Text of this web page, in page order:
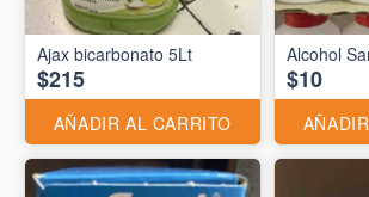
Ajax bicarbonato 5Lt
$215
AÑADIR AL CARRITO
Alcohol
$10